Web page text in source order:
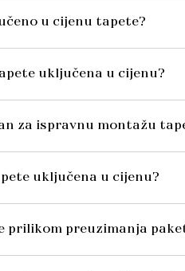
u cijenu tapete?
uključena u cijenu?
za ispravnu montažu
uključena u cijenu?
prilikom preuzimanja